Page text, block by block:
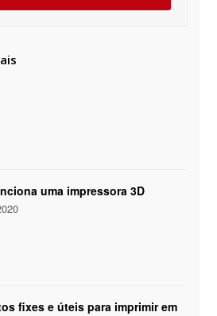
uma impressora 3D
fixes e úteis para imprimir em